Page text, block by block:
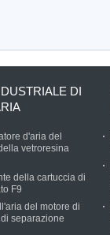
DI
d'aria del
vetroresina
della cartuccia di
F9
del motore di
separazione